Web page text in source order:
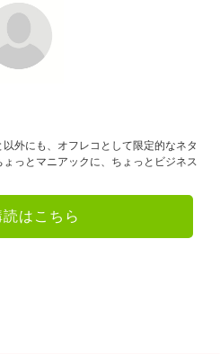
外にも、オフレコとして限定的なネタ
っとマニアックに、ちょっとビジネス
はこちら